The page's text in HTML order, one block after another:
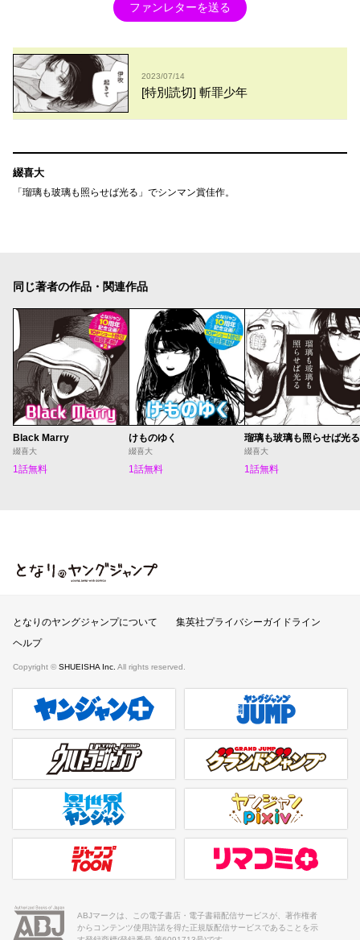
ファンレターを送る
2023/07/14
[特別読切] 斬罪少年
綴喜大
「瑠璃も玻璃も照らせば光る」でシンマン賞佳作。
同じ著者の作品・関連作品
Black Marry
綴喜大
1話無料
けものゆく
綴喜大
1話無料
瑠璃も玻璃も照らせば光る
綴喜大
1話無料
となりのヤングジャンプ
となりのヤングジャンプについて
集英社プライバシーガイドライン
ヘルプ
Copyright © SHUEISHA Inc. All rights reserved.
ヤンジャンプラス 週刊ヤングジャンプ公式サイト
ウルトラジャンプ グランドジャンプ
異世界ヤンジャン ヤンジャンpixiv
ジャンプTOON リマコミ＋
ABJマークは、この電子書店・電子書籍配信サービスが、著作権者
からコンテンツ使用許諾を得た正規版配信サービスであることを示